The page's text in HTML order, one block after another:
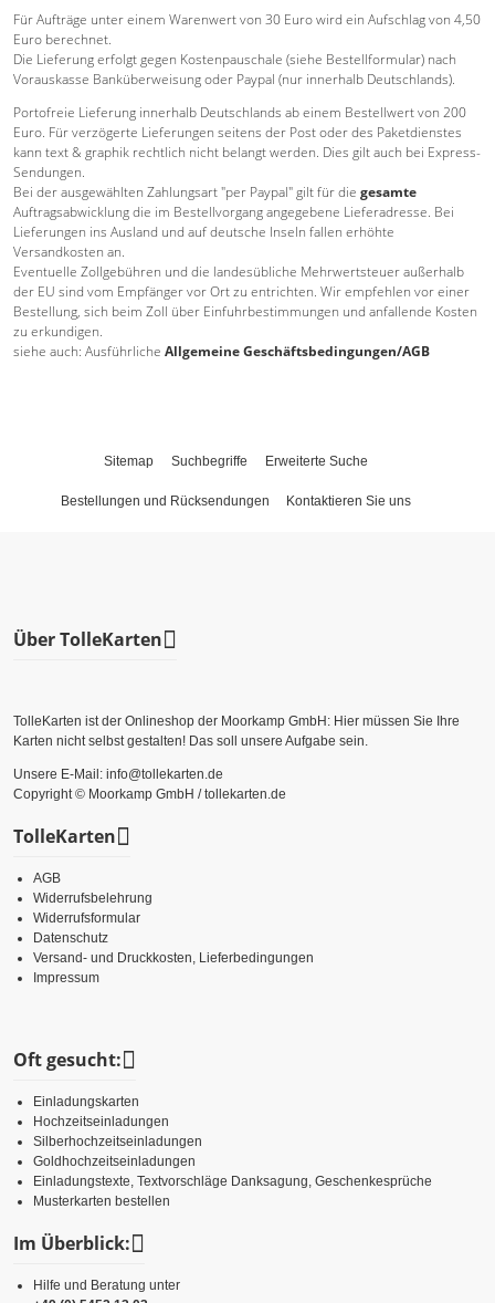
Für Aufträge unter einem Warenwert von 30 Euro wird ein Aufschlag von 4,50
Euro berechnet.
Die Lieferung erfolgt gegen Kostenpauschale (siehe Bestellformular) nach
Vorauskasse Banküberweisung oder Paypal (nur innerhalb Deutschlands).
Portofreie Lieferung innerhalb Deutschlands ab einem Bestellwert von 200
Euro. Für verzögerte Lieferungen seitens der Post oder des Paketdienstes
kann text & graphik rechtlich nicht belangt werden. Dies gilt auch bei Express-
Sendungen.
Bei der ausgewählten Zahlungsart "per Paypal" gilt für die gesamte
Auftragsabwicklung die im Bestellvorgang angegebene Lieferadresse. Bei
Lieferungen ins Ausland und auf deutsche Inseln fallen erhöhte
Versandkosten an.
Eventuelle Zollgebühren und die landesübliche Mehrwertsteuer außerhalb
der EU sind vom Empfänger vor Ort zu entrichten. Wir empfehlen vor einer
Bestellung, sich beim Zoll über Einfuhrbestimmungen und anfallende Kosten
zu erkundigen.
siehe auch: Ausführliche Allgemeine Geschäftsbedingungen/AGB
Sitemap Suchbegriffe Erweiterte Suche
Bestellungen und Rücksendungen Kontaktieren Sie uns
Über TolleKarten
TolleKarten ist der Onlineshop der Moorkamp GmbH: Hier müssen Sie Ihre
Karten nicht selbst gestalten! Das soll unsere Aufgabe sein.
Unsere E-Mail: info@tollekarten.de
Copyright © Moorkamp GmbH / tollekarten.de
TolleKarten
AGB
Widerrufsbelehrung
Widerrufsformular
Datenschutz
Versand- und Druckkosten, Lieferbedingungen
Impressum
Oft gesucht:
Einladungskarten
Hochzeitseinladungen
Silberhochzeitseinladungen
Goldhochzeitseinladungen
Einladungstexte, Textvorschläge Danksagung, Geschenkesprüche
Musterkarten bestellen
Im Überblick:
Hilfe und Beratung unter